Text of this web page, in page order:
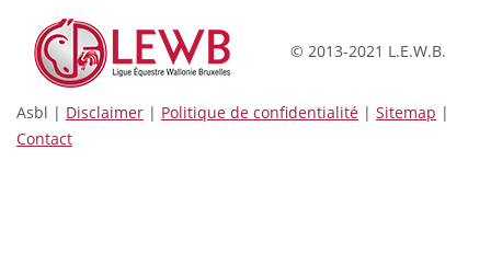
© 2013-2021 L.E.W.B.
Asbl | Disclaimer | Politique de confidentialité | Sitemap |
Contact